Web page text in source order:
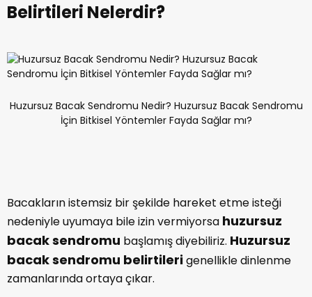
Belirtileri Nelerdir?
Huzursuz Bacak Sendromu Nedir? Huzursuz Bacak Sendromu
İçin Bitkisel Yöntemler Fayda Sağlar mı?
Bacakların istemsiz bir şekilde hareket etme isteği
nedeniyle uyumaya bile izin vermiyorsa huzursuz
bacak sendromu başlamış diyebiliriz. Huzursuz
bacak sendromu belirtilerigenellikle dinlenme
zamanlarında ortaya çıkar.